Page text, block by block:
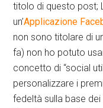
titolo di questo post;
un’Applicazione
non sono titolare di
fa) non ho potuto
concetto di “social
personalizzare i
fedeltà sulla base